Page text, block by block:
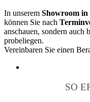
In unserem Showroom in
können Sie nach
anschauen, sondern auch
probeliegen.
Vereinbaren Sie einen
SO